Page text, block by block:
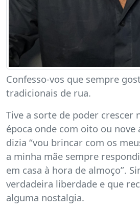
Confesso-vos que sempre
tradicionais de rua.
Tive a sorte de poder crescer
época onde com oito ou nove
dizia “vou brincar com os
a minha mãe sempre
em casa à hora de almoço”.
verdadeira liberdade e que
alguma nostalgia.